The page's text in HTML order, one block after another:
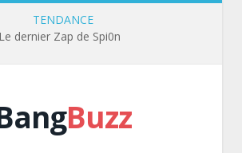
TENDANCE
Le dernier Zap de Spi0n
Buzz